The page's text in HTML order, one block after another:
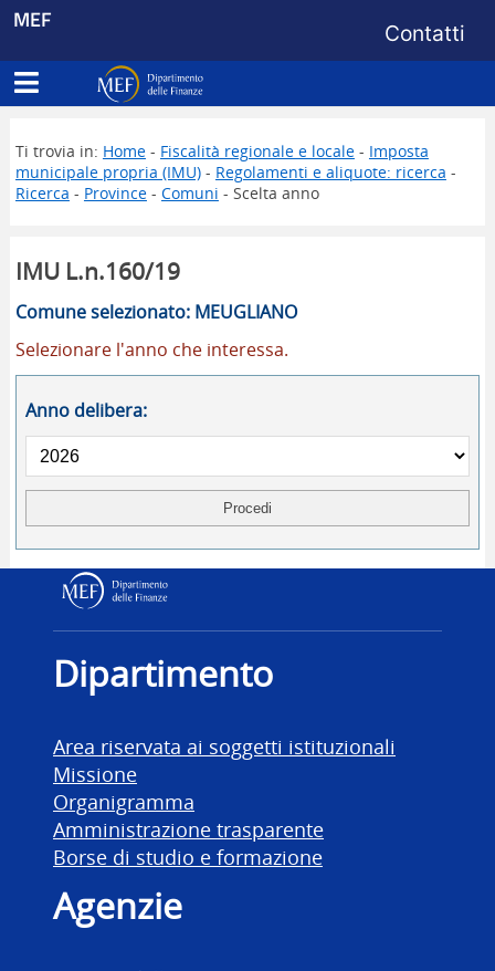
MEF Menu di
Contatti
Apri menu principale
Dipartimento delle Finanze
Ti trovia in: Home- Fiscalità regionale e locale- Imposta
municipale propria (IMU)- Regolamenti e aliquote: ricerca -
Ricerca - Province- Comuni - Scelta anno
IMU L.n.160/19
Comune selezionato: MEUGLIANO
Selezionare l'anno che interessa.
Anno delibera:
Dipartimento delle
Dipartimento
Area riservata ai soggetti istituzionali
Missione
Organigramma
Amministrazione trasparente
Borse di studio e formazione
Agenzie